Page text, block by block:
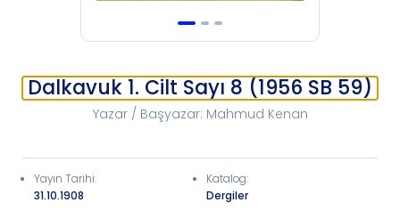
Dalkavuk 1. Cilt Sayı 8 (1956 SB 59)
Yazar / Başyazar: Mahmud Kenan
Yayın Tarihi:
31.10.1908
Katalog:
Dergiler